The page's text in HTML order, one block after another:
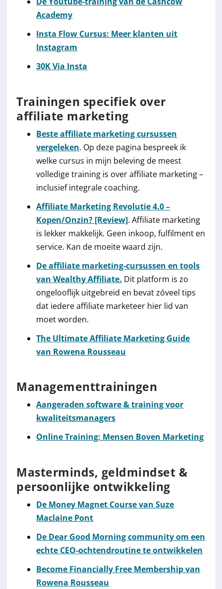
Academy
Insta Flow Cursus: Meer klanten uit
Instagram
30K Via Insta
Trainingen specifiek over
affiliate marketing
Beste affiliate marketing cursussen
vergeleken. Op deze pagina bespreek ik
welke cursus in mijn beleving de meest
volledige training is over affiliate marketing –
inclusief integrale coaching.
Affiliate Marketing Revolutie 4.0 –
Kopen/Onzin? [Review]. Affiliate marketing
is lekker makkelijk. Geen inkoop, fulfilment en
service. Kan de moeite waard zijn.
De affiliate marketing-cursussen en tools
van Wealthy Affiliate. Dit platform is zo
ongelooflijk uitgebreid en bevat zóveel tips
dat iedere affiliate marketeer hier lid van
moet worden.
The Ultimate Affiliate Marketing Guide
van Rowena Rousseau
Managementtrainingen
Aangeraden software & training voor
kwaliteitsmanagers
Online Training: Mensen Boven Marketing
Masterminds, geldmindset &
persoonlijke ontwikkeling
De Money Magnet Course van Suze
Maclaine Pont
De Dear Good Morning community om een
echte CEO-ochtendroutine te ontwikkelen
Become Financially Free Membership van
Rowena Rousseau